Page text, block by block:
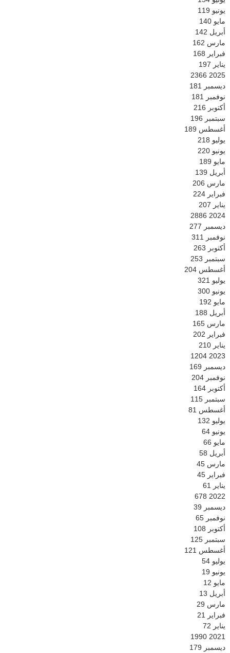
يونيو 119
مايو 140
أبريل 142
مارس 162
فبراير 168
يناير 197
2025
2366
ديسمبر
181
نوفمبر
181
أكتوبر 216
سبتمبر 196
أغسطس 189
يوليو 218
يونيو 220
مايو 189
أبريل 139
مارس 206
فبراير 224
يناير 207
2024
2886
ديسمبر 277
نوفمبر
311
أكتوبر 263
سبتمبر 253
أغسطس 204
يوليو 321
يونيو 300
مايو 192
أبريل 188
مارس 165
فبراير 202
يناير 210
2023
1204
ديسمبر 169
نوفمبر 204
أكتوبر 164
سبتمبر 115
أغسطس 81
يوليو 132
يونيو 64
مايو 66
أبريل 58
مارس 45
فبراير 45
يناير
61
2022
678
ديسمبر 39
نوفمبر 65
أكتوبر 108
سبتمبر 125
أغسطس 121
يوليو 54
يونيو 19
مايو 12
أبريل 13
مارس 29
فبراير
21
يناير 72
2021
1990
ديسمبر 179